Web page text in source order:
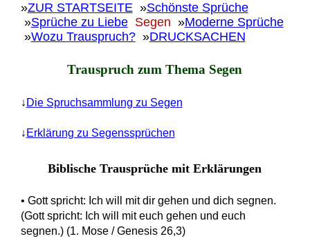
»ZUR STARTSEITE»Schönste Sprüche
»Sprüche zu Liebe Segen »Moderne Sprüche
»Wozu Trauspruch?»DRUCKSACHEN
Trauspruch zum Thema Segen
↓ Die Spruchsammlung zu Segen
↓ Erklärung zu Segenssprüchen
Biblische Trausprüche mit Erklärungen
• Gott spricht: Ich will mit dir gehen und dich segnen.
(Gott spricht: Ich will mit euch gehen und euch
segnen.) (1. Mose / Genesis 26,3)